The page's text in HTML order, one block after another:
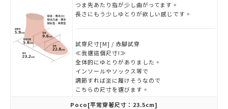
つま先あたり指が少し曲がってます。
長さにもう少しゆとりが欲しい感じです。
試穿尺寸[M] / 赤腳試穿
≪我選這個尺寸!≫
全体的にゆとりがありました。
インソールやソックス等で
調節すれば楽に履けそうなので
こちらの尺寸を選びます。
Poco[平常穿著尺寸：23.5cm]